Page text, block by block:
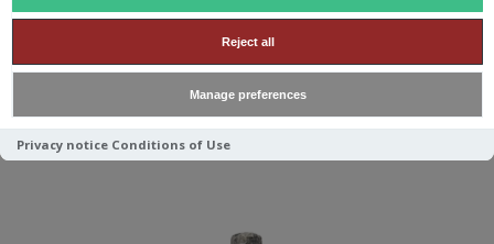
Reject all
Manage preferences
Privacy notice Conditions of Use
BERRY BROS CARONI 19Y
55.2° 70CL